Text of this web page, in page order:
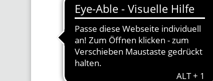
Mo. - Fr. von 08:00 bis 17:00 Uhr
Liveberatung starten